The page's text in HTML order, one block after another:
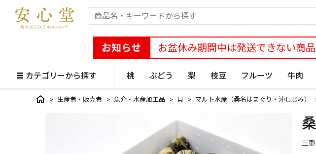
お知らせ お盆休み期間中は発送できない商
カテゴリーから探す 桃 ぶどう 梨 枝豆 フルーツ 牛肉
生産者・販売者 魚介・水産加工品 貝 マルト水産（桑名はまぐり・沖しじみ）
三